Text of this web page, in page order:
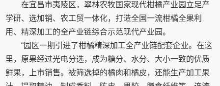
在宜昌市夷陵区，翠林农牧国家现代柑橘产业园立足产
学研、选加销、农工贸一体化，打造全国一流柑橘全果利
用、精深加工的全产业链综合示范现代产业园。
“园区一期引进了柑橘精深加工全产业链配套企业。在这
里，原果经过光电分选，成为糖分、水分、大小一致的优质
鲜果，上市销售。被筛选掉的橘肉和橘皮，还能生产加工果